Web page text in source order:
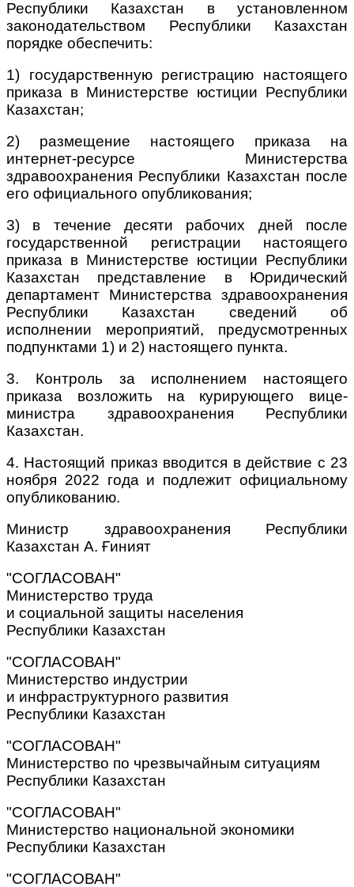
Республики Казахстан в установленном
законодательством Республики Казахстан
порядке обеспечить:
1) государственную регистрацию настоящего
приказа в Министерстве юстиции Республики
Казахстан;
2) размещение настоящего приказа на
интернет-ресурсе Министерства
здравоохранения Республики Казахстан после
его официального опубликования;
3) в течение десяти рабочих дней после
государственной регистрации настоящего
приказа в Министерстве юстиции Республики
Казахстан представление в Юридический
департамент Министерства здравоохранения
Республики Казахстан сведений об
исполнении мероприятий, предусмотренных
подпунктами 1) и 2) настоящего пункта.
3. Контроль за исполнением настоящего
приказа возложить на курирующего вице-
министра здравоохранения Республики
Казахстан.
4. Настоящий приказ вводится в действие с 23
ноября 2022 года и подлежит официальному
опубликованию.
Министр здравоохранения Республики
Казахстан А. Ғиният
"СОГЛАСОВАН"
Министерство труда
и социальной защиты населения
Республики Казахстан
"СОГЛАСОВАН"
Министерство индустрии
и инфраструктурного развития
Республики Казахстан
"СОГЛАСОВАН"
Министерство по чрезвычайным ситуациям
Республики Казахстан
"СОГЛАСОВАН"
Министерство национальной экономики
Республики Казахстан
"СОГЛАСОВАН"